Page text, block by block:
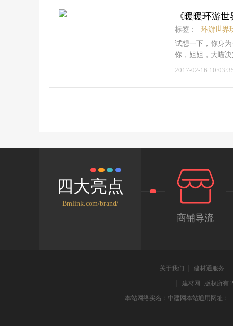
时下常用、易褶
间巨大，垂坠无
度上利用衣柜内
兔宝宝优质抽轨
无声。不锈钢轨
长使用寿命，再
论是铝合金还是
解。因此，当六
者产生疑惑：六
威人士参观六喜
观上看，六喜源
衣柜色彩是影响
于百搭颜色，较
得知，那是原木
了解到，六喜源
和耐力。六喜源
是因为与机器雕
给人一种踏实感
体现出企业的用
《暖暖环游
标签： 环游世界
试想一下，你身
你，姐姐，大喵
和神吐槽大喵的
暖暖环游世界：
服的诱人，这款
漫气息，甜美的
特色，那就是换
的衣服。接到任
进继续环游了。
了！还有很多充
配评选赛的设定
道了。万种可以
以抽取梦幻卡牌
游戏对女性玩家
的制作材料，可
2017-02-16
四大亮点
Bmlink.com/brand/
商铺导流
关于我们 建材通服务
建材网 版权所有
本站网络实名：中建网本站通用网址：